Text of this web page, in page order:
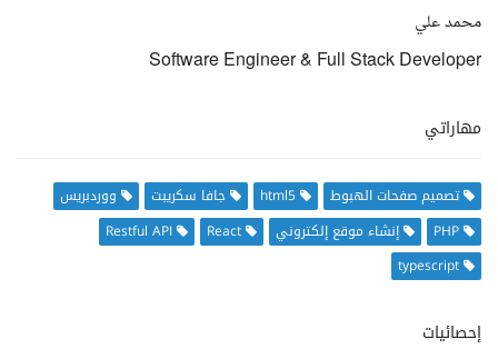
محمد علي
Software Engineer & Full Stack Developer
مهاراتي
تصميم صفحات الهبوط html5 جافا سكريبت
ووردبريس
PHP
إنشاء موقع إلكتروني React
Restful API
typescript
إحصائيات